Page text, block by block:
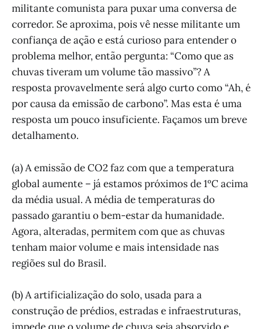
militante comunista para puxar uma conversa de
corredor. Se aproxima, pois vê nesse militante um
confiança de ação e está curioso para entender o
problema melhor, então pergunta: “Como que as
chuvas tiveram um volume tão massivo”? A
resposta provavelmente será algo curto como “Ah, é
por causa da emissão de carbono”. Mas esta é uma
resposta um pouco insuficiente. Façamos um breve
detalhamento.
(a) A emissão de CO2 faz com que a temperatura
global aumente – já estamos próximos de 1ºC acima
da média usual. A média de temperaturas do
passado garantiu o bem-estar da humanidade.
Agora, alteradas, permitem com que as chuvas
tenham maior volume e mais intensidade nas
regiões sul do Brasil.
(b) A artificialização do solo, usada para a
construção de prédios, estradas e infraestruturas,